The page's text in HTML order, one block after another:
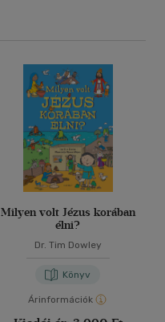
Milyen volt Jézus korában
élni?
Dr. Tim Dowley
Könyv
Árinformációk